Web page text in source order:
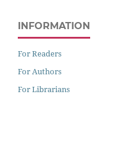
INFORMATION
For Readers
For Authors
For Librarians